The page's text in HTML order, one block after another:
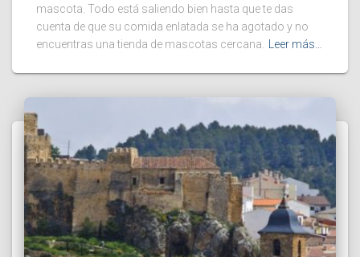
mascota. Todo está saliendo bien hasta que te das
cuenta de que su comida enlatada se ha agotado y no
encuentras una tienda de mascotas cercana.
Leer más…